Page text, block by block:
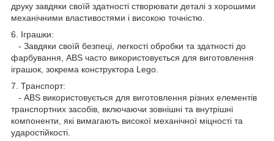
друку завдяки своїй здатності створювати деталі з хорошими
механічними властивостями і високою точністю.
6. Іграшки:
- Завдяки своїй безпеці, легкості обробки та здатності до
фарбування, ABS часто використовується для виготовлення
іграшок, зокрема конструктора Lego.
7. Транспорт:
- ABS використовується для виготовлення різних елементів
транспортних засобів, включаючи зовнішні та внутрішні
компоненти, які вимагають високої механічної міцності та
ударостійкості.